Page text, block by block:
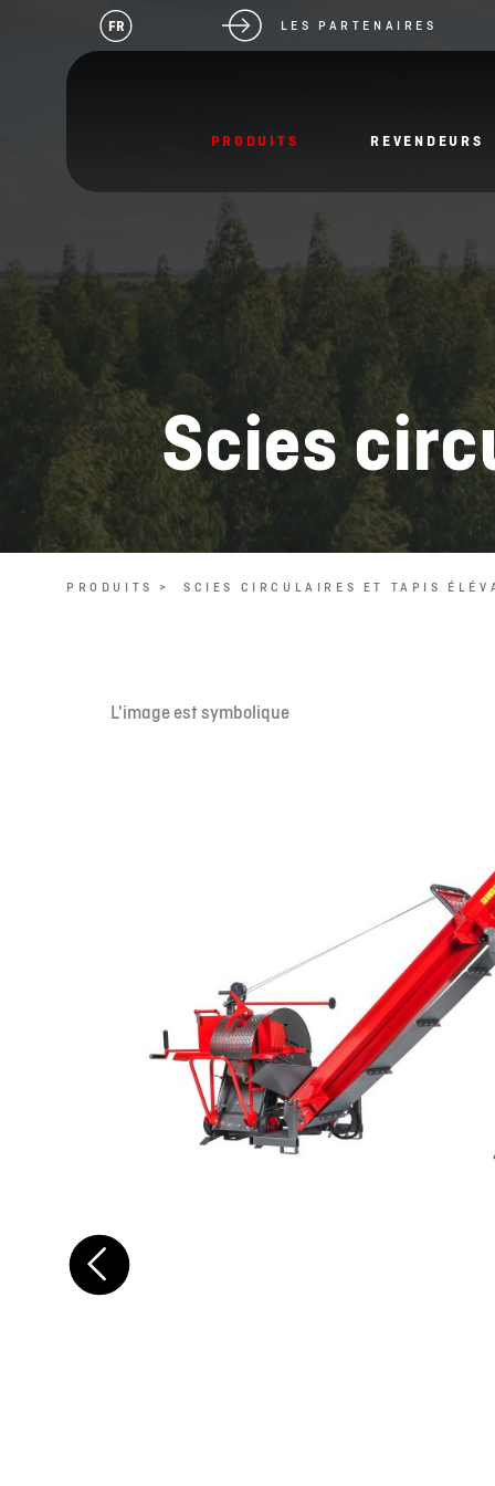
FR LES PARTENAIRES
PRODUITS REVENDEURS
Scies
PRODUITS > SCIES CIRCULAIRES ET TAPIS
L'image est symbolique